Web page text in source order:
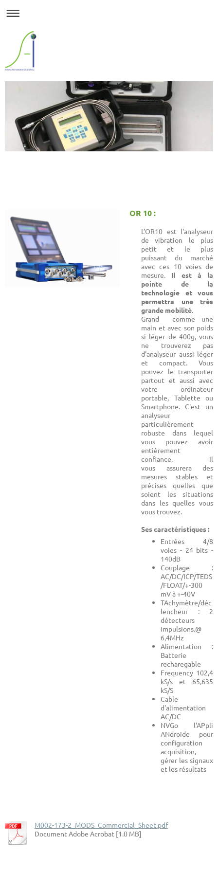
OR 10 :
L’OR10 est l'analyseur
de vibration le plus
petit et le plus
puissant du marché
avec ces 10 voies de
mesure. Il est à la
pointe de la
technologie et vous
permettra une très
grande mobilité.
Grand comme une
main et avec son poids
si léger de 400g, vous
ne trouverez pas
d'analyseur aussi léger
et compact. Vous
pouvez le transporter
partout et aussi avec
votre ordinateur
portable, Tablette ou
Smartphone. C'est un
analyseur
particulièrement
robuste dans lequel
vous pouvez avoir
entièrement
confiance. Il
vous assurera des
mesures stables et
précises quelles que
soient les situations
dans les quelles vous
vous trouvez.
Ses caractéristiques :
Entrées 4/8
voies - 24 bits -
140dB
Couplage :
AC/DC/ICP/TEDS
/FLOAT/+-300
mV à +-40V
TAchymètre/déc
lencheur : 2
détecteurs
impulsions.@
6,4MHz
Alimentation :
Batterie
recharegable
Frequency 102,4
kS/s et 65,635
kS/S
Cable
d'alimentation
AC/DC
NVGo l'APpli
ANdroide pour
configuration
acquisition,
gérer les signaux
et les résultats
M002-173-2_MODS_Commercial_Sheet.pdf
Document Adobe Acrobat [1.0 MB]